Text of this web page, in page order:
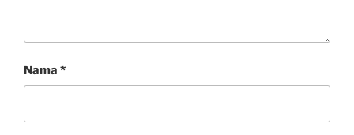
Nama *